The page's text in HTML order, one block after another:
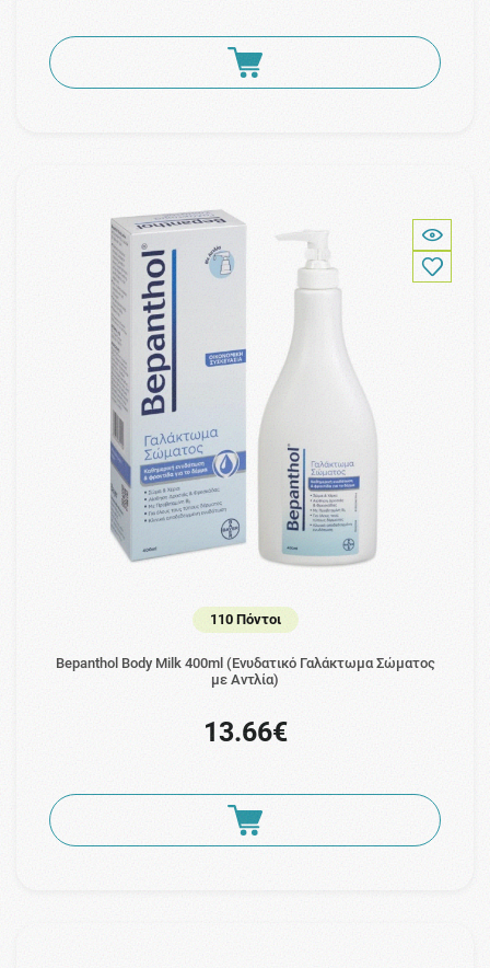
110 Πόντοι
Bepanthol Body Milk 400ml (Ενυδατικό Γαλάκτωμα Σώματος
με Αντλία)
13.66€